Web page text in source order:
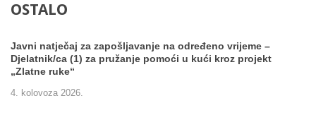
OSTALO
Javni natječaj za zapošljavanje na određeno vrijeme –
Djelatnik/ca (1) za pružanje pomoći u kući kroz projekt
„Zlatne ruke“
4. kolovoza 2026.